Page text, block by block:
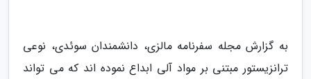
به گزارش مجله سفرنامه مالزی، دانشمندان سوئدی، نوعی
ترانزیستور مبتنی بر مواد آلی ابداع نموده اند که می تواند